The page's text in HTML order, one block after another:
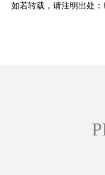
如若转载，请注明出处